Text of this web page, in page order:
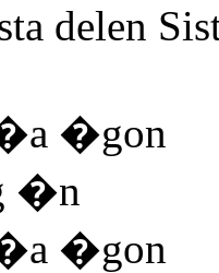
delen
�gon
�n
�gon